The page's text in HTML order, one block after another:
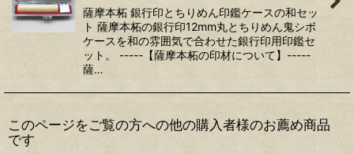
薩摩本柘 銀行印とちりめん印鑑ケースの和セッ
ト 薩摩本柘の銀行印12mm丸とちりめん鬼シボ
ケースを和の雰囲気で合わせた銀行印用印鑑セ
ット。 -----【薩摩本柘の印材について】-----
薩…
このページをご覧の方への他の購入者様のお薦め商品
です